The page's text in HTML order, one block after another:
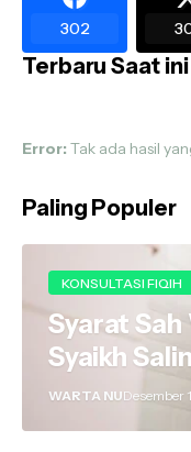
302
Terbaru Saat ini
Error: Tak ada hasil
Paling Populer
KONSULTASI FIQIH
Syarat
Syaikh
WARTA NUDesember